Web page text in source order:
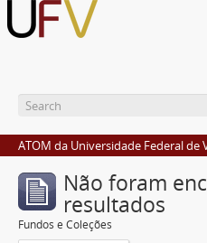
ATOM da Universidade Federal de
Não foram
resultados
Fundos e Coleções